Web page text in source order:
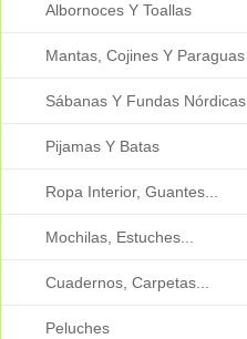
Albornoces Y Toallas
Mantas, Cojines Y Paraguas
Sábanas Y Fundas Nórdicas
Pijamas Y Batas
Ropa Interior, Guantes...
Mochilas, Estuches...
Cuadernos, Carpetas...
Peluches